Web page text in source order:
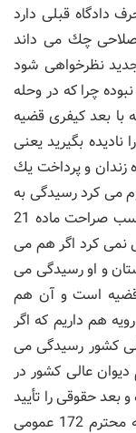
دادگاه قبلی دارد
پرونده را از مصادیق ماده 7 اصلاحی چك می داند
نظرخواهی شود
چرا كه در وحله
با بعد كیفری قضیه
بگیرید یعنی
بدوی صرفاً این آقا را به تحمل 6 ماه زندان و پرداخت یك
می كرد رسیدگی به
اعتراض آن در صلاحیت دیوان عالی كشور حسب صراحت ماده 21
نمی كرد اگر هم می
و او رسیدگی می
قضیه است و آن هم
وحدت رویه هم داریم كه اگر
كشور رسیدگی می
عالی كشور در
حقوقی را تأیید
كرده وقتی پرونده برگشته ما می بینیم شعبه محترم 172 عمومی